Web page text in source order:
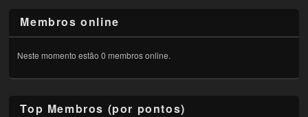
Membros online
Neste momento estão 0 membros online.
Top Membros (por pontos)